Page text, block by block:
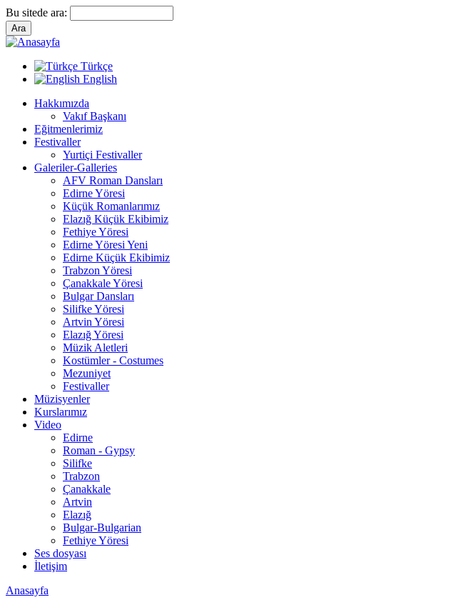
Bu sitede ara:
Türkçe
English
Hakkımızda
Vakıf Başkanı
Eğitmenlerimiz
Festivaller
Yurtiçi Festivaller
Galeriler-Galleries
AFV Roman Dansları
Edirne Yöresi
Küçük Romanlarımız
Elazığ Küçük Ekibimiz
Fethiye Yöresi
Edirne Yöresi Yeni
Edirne Küçük Ekibimiz
Trabzon Yöresi
Çanakkale Yöresi
Bulgar Dansları
Silifke Yöresi
Artvin Yöresi
Elazığ Yöresi
Müzik Aletleri
Kostümler - Costumes
Mezuniyet
Festivaller
Müzisyenler
Kurslarımız
Video
Edirne
Roman - Gypsy
Silifke
Trabzon
Çanakkale
Artvin
Elazığ
Bulgar-Bulgarian
Fethiye Yöresi
Ses dosyası
İletişim
Anasayfa